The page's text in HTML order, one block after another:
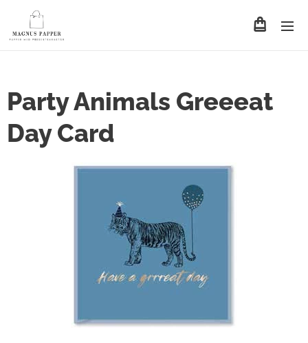
Party Animals Greeeat
Day Card